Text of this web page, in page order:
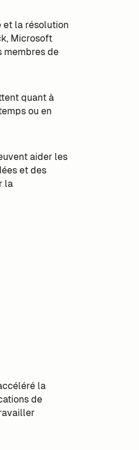
et la résolution
Microsoft
membres de
quant à
ou en
aider les
et des
la
la
de